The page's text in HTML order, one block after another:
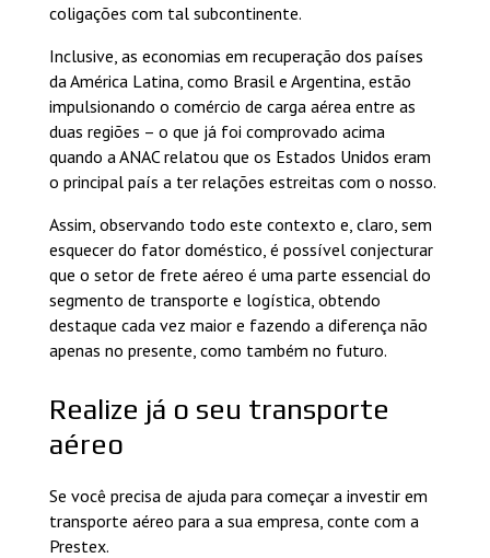
coligações com tal subcontinente.
Inclusive, as economias em recuperação dos países
da América Latina, como Brasil e Argentina, estão
impulsionando o comércio de carga aérea entre as
duas regiões – o que já foi comprovado acima
quando a ANAC relatou que os Estados Unidos eram
o principal país a ter relações estreitas com o nosso.
Assim, observando todo este contexto e, claro, sem
esquecer do fator doméstico, é possível conjecturar
que o setor de frete aéreo é uma parte essencial do
segmento de transporte e logística, obtendo
destaque cada vez maior e fazendo a diferença não
apenas no presente, como também no futuro.
Realize já o seu transporte
aéreo
Se você precisa de ajuda para começar a investir em
transporte aéreo para a sua empresa, conte com a
Prestex.